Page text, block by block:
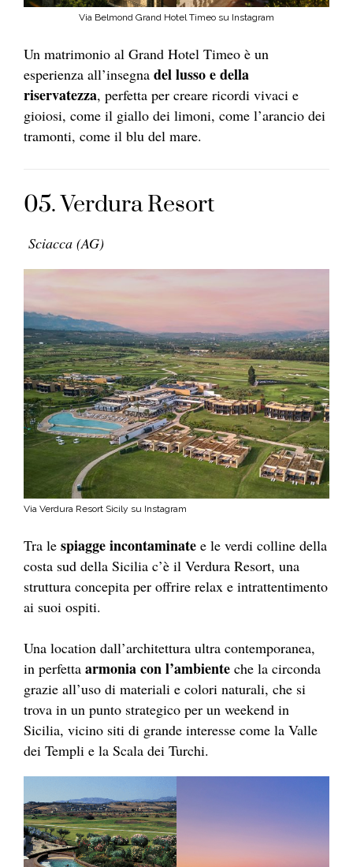
Via Belmond Grand Hotel Timeo su Instagram
Un matrimonio al Grand Hotel Timeo è un
esperienza all’insegna del lusso e della
riservatezza, perfetta per creare ricordi vivaci e
gioiosi, come il giallo dei limoni, come l’arancio dei
tramonti, come il blu del mare.
05. Verdura Resort
Sciacca (AG)
Via Verdura Resort Sicily su Instagram
Tra le spiagge incontaminate e le verdi colline della
costa sud della Sicilia c’è il Verdura Resort, una
struttura concepita per offrire relax e intrattentimento
ai suoi ospiti.
Una location dall’architettura ultra contemporanea,
in perfetta armonia con l’ambiente che la circonda
grazie all’uso di materiali e colori naturali, che si
trova in un punto strategico per un weekend in
Sicilia, vicino siti di grande interesse come la Valle
dei Templi e la Scala dei Turchi.